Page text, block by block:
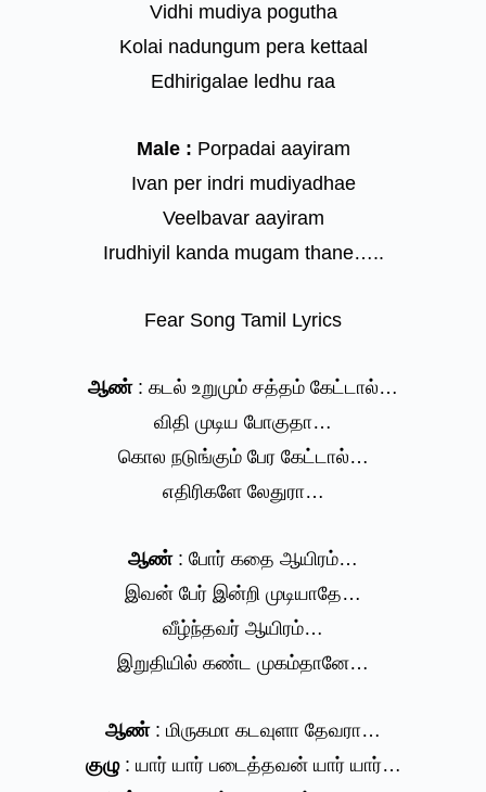
Vidhi mudiya pogutha
Kolai nadungum pera kettaal
Edhirigalae ledhu raa
Male : Porpadai aayiram
Ivan per indri mudiyadhae
Veelbavar aayiram
Irudhiyil kanda mugam thane…..
Fear Song Tamil Lyrics
ஆண் : கடல் உறுமும் சத்தம் கேட்டால்…
விதி முடிய போகுதா…
கொல நடுங்கும் பேர கேட்டால்…
எதிரிகளே லேதுரா…
ஆண் : போர் கதை ஆயிரம்…
இவன் பேர் இன்றி முடியாதே…
வீழ்ந்தவர் ஆயிரம்…
இறுதியில் கண்ட முகம்தானே…
ஆண் : மிருகமா கடவுளா தேவரா…
குழு : யார் யார் படைத்தவன் யார் யார்…